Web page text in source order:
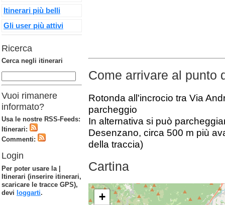
Come arrivare al punto
Rotonda all'incrocio tra Via
parcheggio
In alternativa si può
Desenzano, circa 500 m più
della traccia)
Cartina
+
Itinerari più belli
Gli user più attivi
Ricerca
Cerca negli itinerari
Vuoi rimanere
informato?
Usa le nostre RSS-Feeds:
Itinerari:
Commenti:
Login
Per poter usare la |
Itinerari (inserire itinerari,
scaricare le tracce GPS),
devi loggarti.